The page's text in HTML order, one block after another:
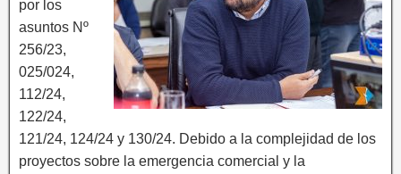
por los
asuntos Nº
256/23,
025/024,
112/24,
122/24,
121/24, 124/24 y 130/24. Debido a la complejidad de los
proyectos sobre la emergencia comercial y la